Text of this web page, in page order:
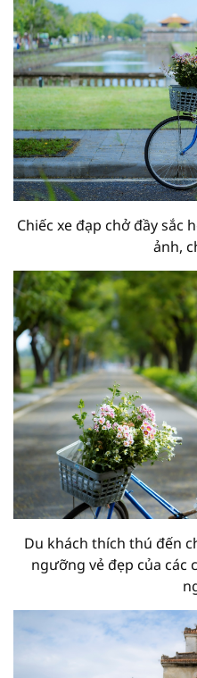
Chiếc xe đạp chở đầy sắc
ảnh,
Du khách thích thú đến
ngưỡng vẻ đẹp của các